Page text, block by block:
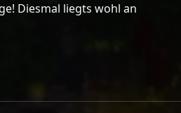
Diesmal liegts wohl an